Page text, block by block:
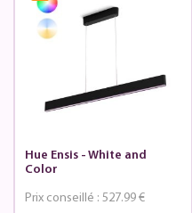
Hue Ensis - White and
Color
Prix conseillé : 527.99 €